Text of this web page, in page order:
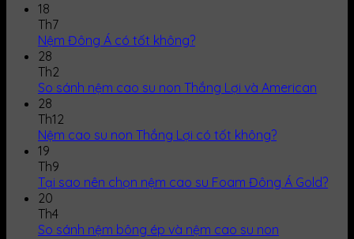
18
Th7
Nệm Đông Á có tốt không?
28
Th2
So sánh nệm cao su non Thắng Lợi và American
28
Th12
Nệm cao su non Thắng Lợi có tốt không?
19
Th9
Tại sao nên chọn nệm cao su Foam Đông Á Gold?
20
Th4
So sánh nệm bông ép và nệm cao su non